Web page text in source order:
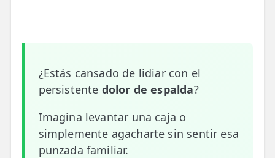
🛍️ Tienda Bonos
🛍️ Tienda Productos Fisioterapia
🎁 Tarjetas Regalo
🛒 Carrito
¿Estás cansado de lidiar con el
persistente dolor de espalda?
Imagina levantar una caja o
simplemente agacharte sin sentir esa
punzada familiar.